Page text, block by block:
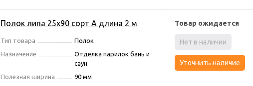
Полок липа 25х90 сорт А длина 2 м
Тип товара
Полок
Назначение
Отделка парилок бань и
саун
Полезная ширина
90 мм
Товар ожидается
Нет в наличии
Уточнить наличие